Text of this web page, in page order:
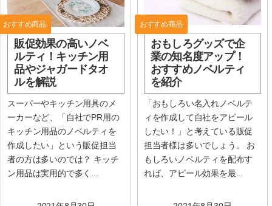
おすすめ商品
販促効果の高いノベ
ルティ！キッチン用
品やジャガードタオ
ルを解説
スーパーやキッチン用具のメ
ーカーなど、「自社でPR用の
キッチン用品のノベルティを
作成したい」という販促担当
者の方は多いのでは？ キッチ
ン用品は実用的で多く...
おすすめ商品
おもしろグッズで企
業の知名度アップ！
おすすめノベルティ
を紹介
「おもしろい名入れノベルテ
ィを作成して自社をアピール
したい！」と考えている販促
担当者様は多いでしょう。 お
もしろいノベルティを配布す
れば、アピール効果を最...